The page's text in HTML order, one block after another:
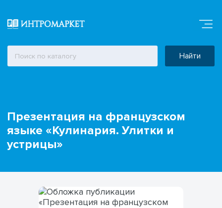
Найти
Презентация на французском
языке «Кулинария. Улитки и
устрицы»